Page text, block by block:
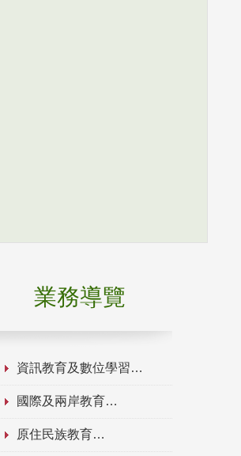
業務導覽
資訊教育及數位學習
國際及兩岸教育
原住民族教育